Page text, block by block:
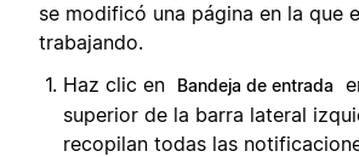
se modificó una página en la que
trabajando.
Haz clic en
Bandeja de entrada
superior de la barra lateral
recopilan todas las